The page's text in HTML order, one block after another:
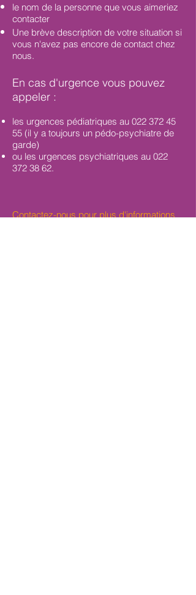
le nom de la personne que vous aimeriez
contacter
Une brève description de votre situation si
vous n'avez pas encore de contact chez
nous.
En cas d'urgence vous pouvez
appeler :
les urgences pédiatriques au 022 372 45
55 (il y a toujours un pédo-psychiatre de
garde)
ou les urgences psychiatriques au 022
372 38 62.
Contactez-nous pour plus d'informations